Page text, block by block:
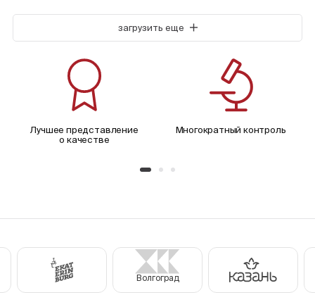
загрузить еще
Лучшее представление
о качестве
Многократный контроль
Волгоград